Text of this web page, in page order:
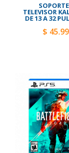
TELEVISOR
DE 13 A 32
$